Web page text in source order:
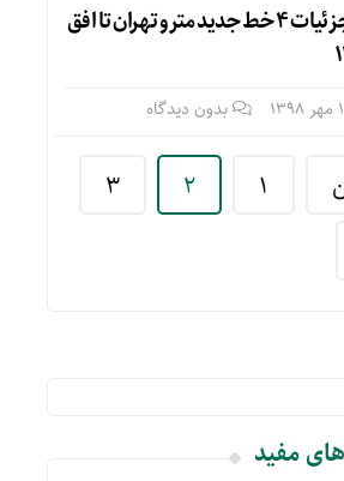
جزئیات ۴ خط جدید مترو تهران تا افق
بدون دیدگاه
1
2
3
مفید